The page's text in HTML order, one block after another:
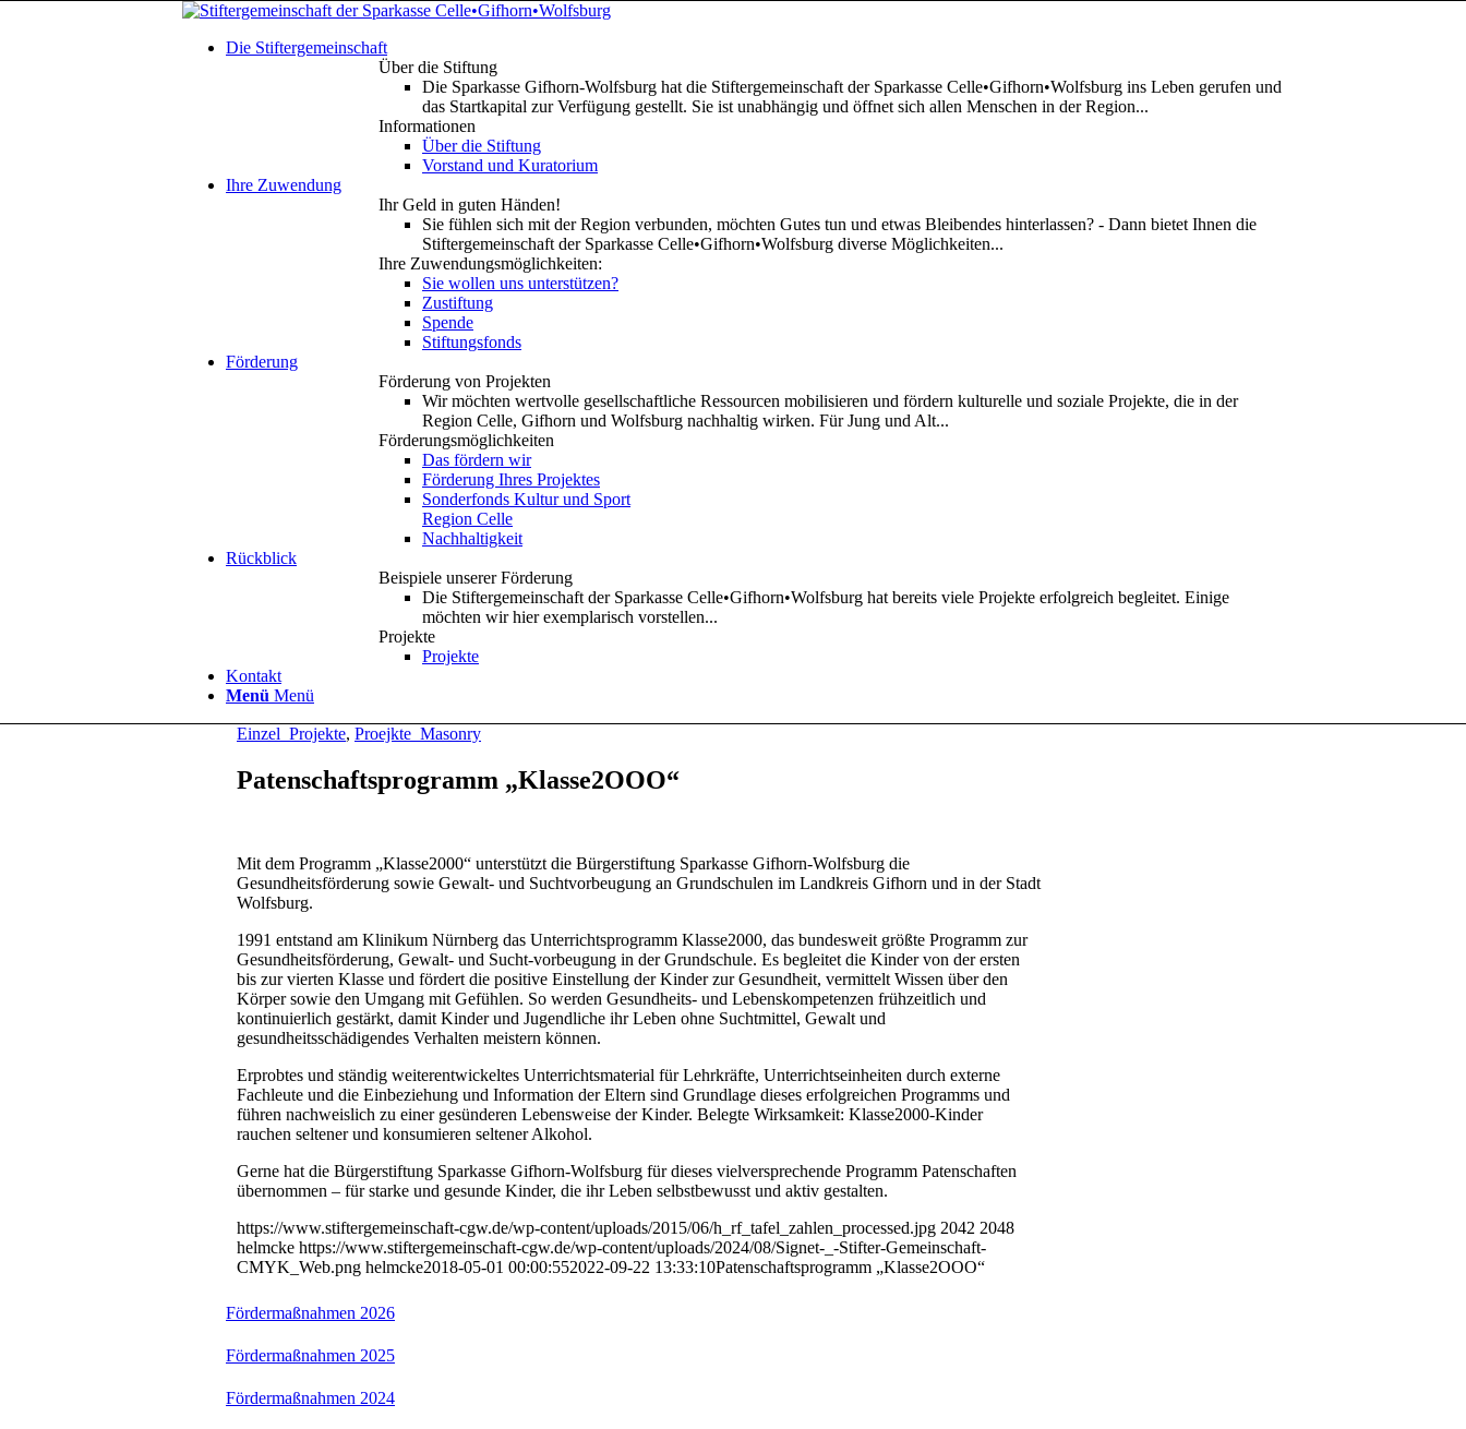
Die Stiftergemeinschaft
Über die Stiftung
Die Sparkasse Gifhorn-Wolfsburg hat die Stiftergemeinschaft der Sparkasse Celle•Gifhorn•Wolfsburg ins Leben gerufen und
das Startkapital zur Verfügung gestellt. Sie ist unabhängig und öffnet sich allen Menschen in der Region...
Informationen
Über die Stiftung
Vorstand und Kuratorium
Ihre Zuwendung
Ihr Geld in guten Händen!
Sie fühlen sich mit der Region verbunden, möchten Gutes tun und etwas Bleibendes hinterlassen? - Dann bietet Ihnen die
Stiftergemeinschaft der Sparkasse Celle•Gifhorn•Wolfsburg diverse Möglichkeiten...
Ihre Zuwendungsmöglichkeiten:
Sie wollen uns unterstützen?
Zustiftung
Spende
Stiftungsfonds
Förderung
Förderung von Projekten
Wir möchten wertvolle gesellschaftliche Ressourcen mobilisieren und fördern kulturelle und soziale Projekte, die in der
Region Celle, Gifhorn und Wolfsburg nachhaltig wirken. Für Jung und Alt...
Förderungsmöglichkeiten
Das fördern wir
Förderung Ihres Projektes
Sonderfonds Kultur und Sport
Region Celle
Nachhaltigkeit
Rückblick
Beispiele unserer Förderung
Die Stiftergemeinschaft der Sparkasse Celle•Gifhorn•Wolfsburg hat bereits viele Projekte erfolgreich begleitet. Einige
möchten wir hier exemplarisch vorstellen...
Projekte
Projekte
Kontakt
Menü Menü
Einzel_Projekte, Proejkte_Masonry
Patenschaftsprogramm „Klasse2OOO“
Mit dem Programm „Klasse2000“ unterstützt die Bürgerstiftung Sparkasse Gifhorn-Wolfsburg die
Gesundheitsförderung sowie Gewalt- und Suchtvorbeugung an Grundschulen im Landkreis Gifhorn und in der Stadt
Wolfsburg.
1991 entstand am Klinikum Nürnberg das Unterrichtsprogramm Klasse2000, das bundesweit größte Programm zur
Gesundheitsförderung, Gewalt- und Sucht-vorbeugung in der Grundschule. Es begleitet die Kinder von der ersten
bis zur vierten Klasse und fördert die positive Einstellung der Kinder zur Gesundheit, vermittelt Wissen über den
Körper sowie den Umgang mit Gefühlen. So werden Gesundheits- und Lebenskompetenzen frühzeitlich und
kontinuierlich gestärkt, damit Kinder und Jugendliche ihr Leben ohne Suchtmittel, Gewalt und
gesundheitsschädigendes Verhalten meistern können.
Erprobtes und ständig weiterentwickeltes Unterrichtsmaterial für Lehrkräfte, Unterrichtseinheiten durch externe
Fachleute und die Einbeziehung und Information der Eltern sind Grundlage dieses erfolgreichen Programms und
führen nachweislich zu einer gesünderen Lebensweise der Kinder. Belegte Wirksamkeit: Klasse2000-Kinder
rauchen seltener und konsumieren seltener Alkohol.
Gerne hat die Bürgerstiftung Sparkasse Gifhorn-Wolfsburg für dieses vielversprechende Programm Patenschaften
übernommen – für starke und gesunde Kinder, die ihr Leben selbstbewusst und aktiv gestalten.
https://www.stiftergemeinschaft-cgw.de/wp-content/uploads/2015/06/h_rf_tafel_zahlen_processed.jpg 2042 2048
helmcke https://www.stiftergemeinschaft-cgw.de/wp-content/uploads/2024/08/Signet-_-Stifter-Gemeinschaft-
CMYK_Web.png helmcke2018-05-01 00:00:552022-09-22 13:33:10Patenschaftsprogramm „Klasse2OOO“
Fördermaßnahmen 2026
Fördermaßnahmen 2025
Fördermaßnahmen 2024